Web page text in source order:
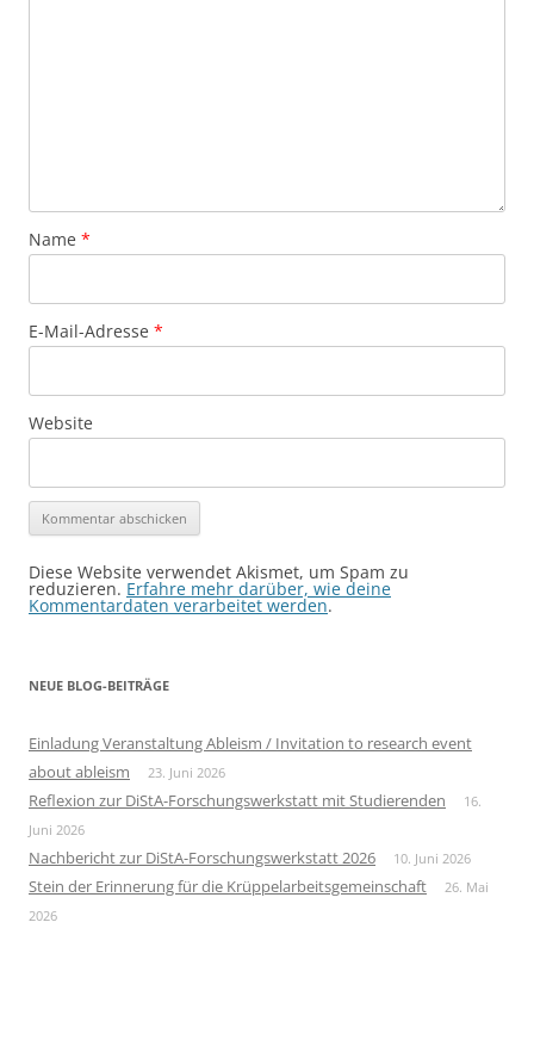
Name *
E-Mail-Adresse *
Website
Diese Website verwendet Akismet, um Spam zu
reduzieren. Erfahre mehr darüber, wie deine
Kommentardaten verarbeitet werden.
NEUE BLOG-BEITRÄGE
Einladung Veranstaltung Ableism / Invitation to research event
about ableism
23. Juni 2026
Reflexion zur DiStA-Forschungswerkstatt mit Studierenden
16.
Juni 2026
Nachbericht zur DiStA-Forschungswerkstatt 2026 10. Juni 2026
Stein der Erinnerung für die Krüppelarbeitsgemeinschaft
26. Mai
2026